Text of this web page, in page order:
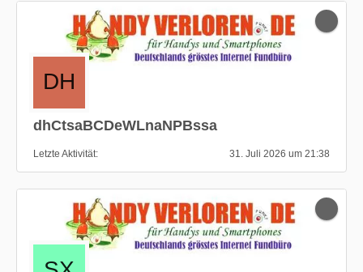
dhCtsaBCDeWLnaNPBssa
Letzte Aktivität 31. Juli 2026 um 21:38